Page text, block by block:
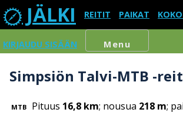
JÄLKI REITIT PAIKAT
KIRJAUDU SISÄÄN Menu
Simpsiön Talvi-MTB -
MTB Pituus 16,8 km; nousua 218 m;